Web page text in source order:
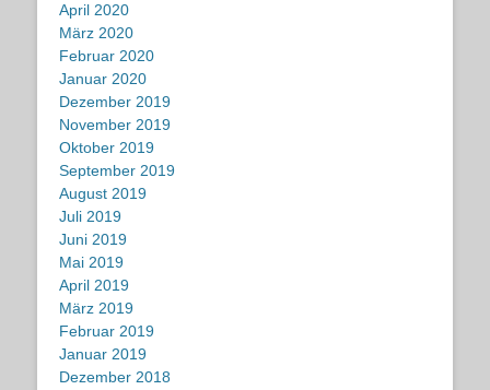
April 2020
März 2020
Februar 2020
Januar 2020
Dezember 2019
November 2019
Oktober 2019
September 2019
August 2019
Juli 2019
Juni 2019
Mai 2019
April 2019
März 2019
Februar 2019
Januar 2019
Dezember 2018